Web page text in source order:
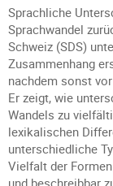
Sprachliche
Sprachwandel
Schweiz (SDS)
Zusammenhang
nachdem sonst
Er zeigt, wie
Wandels zu
lexikalischen
unterschiedliche
Vielfalt der
und beschreibbar